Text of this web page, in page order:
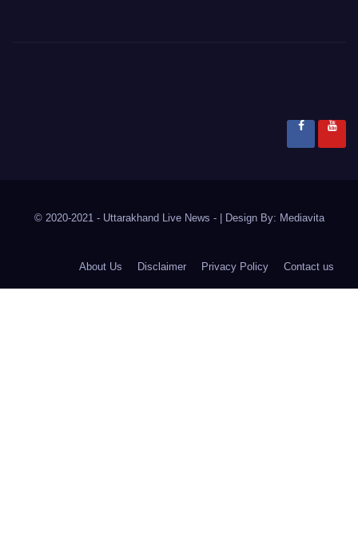
© 2020-2021 - Uttarakhand Live News - Design By: Mediavita
About Us Disclaimer Privacy Policy Contact us